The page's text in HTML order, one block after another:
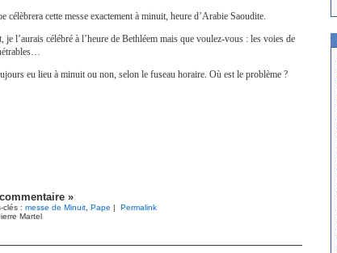
célèbrera cette messe exactement à minuit, heure d’Arabie Saoudite.
je l’aurais célébré à l’heure de Bethléem mais que voulez-vous : les voies de
eu lieu à minuit ou non, selon le fuseau horaire. Où est le problème ?
»
clés : messe de Minuit Pape |
Permalink
Martel